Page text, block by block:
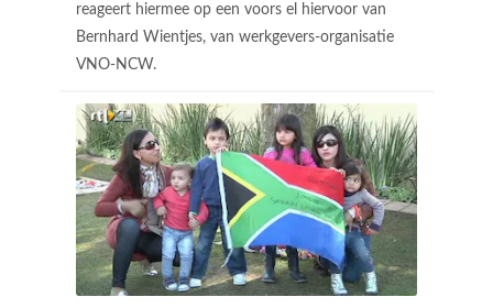
reageert hiermee op een voors el hiervoor van
Bernhard Wientjes, van werkgevers-organisatie
VNO-NCW.